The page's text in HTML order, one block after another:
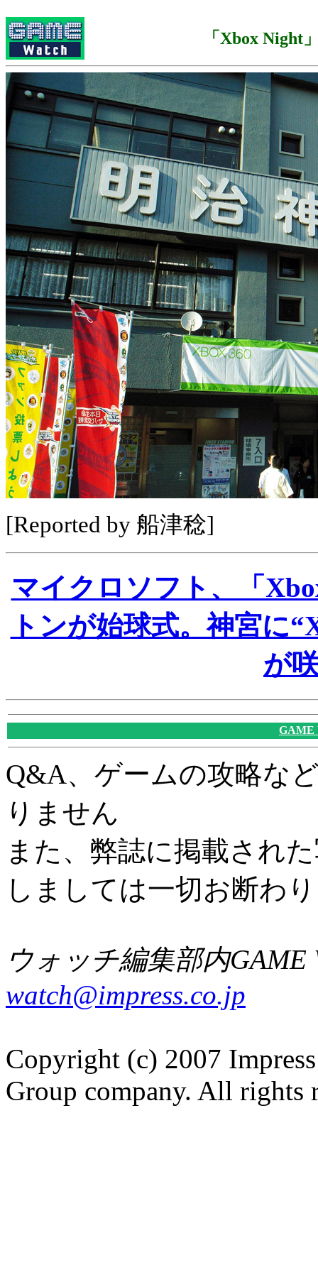
「Xbox Night
[Reported by 船津稔]
マイクロソフト、「
トンが始球式。神宮に
が
GAME
Q&A、ゲームの攻略な
りません
また、弊誌に掲載され
しましては一切お断わ
ウォッチ編集部内GAME
watch@impress.co.jp
Copyright (c) 2007
Group company. All rights